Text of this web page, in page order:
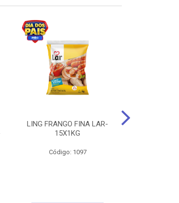
LING FRANGO FINA LAR-
15X1KG
Código: 1097